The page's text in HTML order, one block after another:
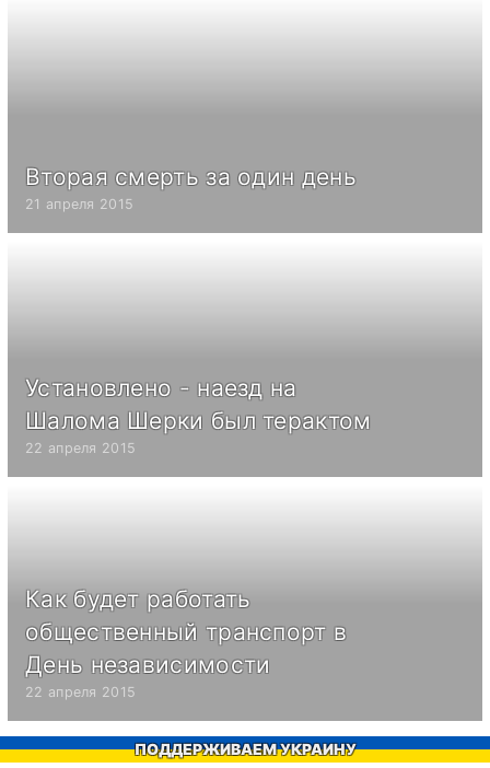
Вторая смерть за один день
21 апреля 2015
Установлено - наезд на
Шалома Шерки был терактом
22 апреля 2015
Как будет работать
общественный транспорт в
День независимости
22 апреля 2015
ПОДДЕРЖИВАЕМ УКРАИНУ